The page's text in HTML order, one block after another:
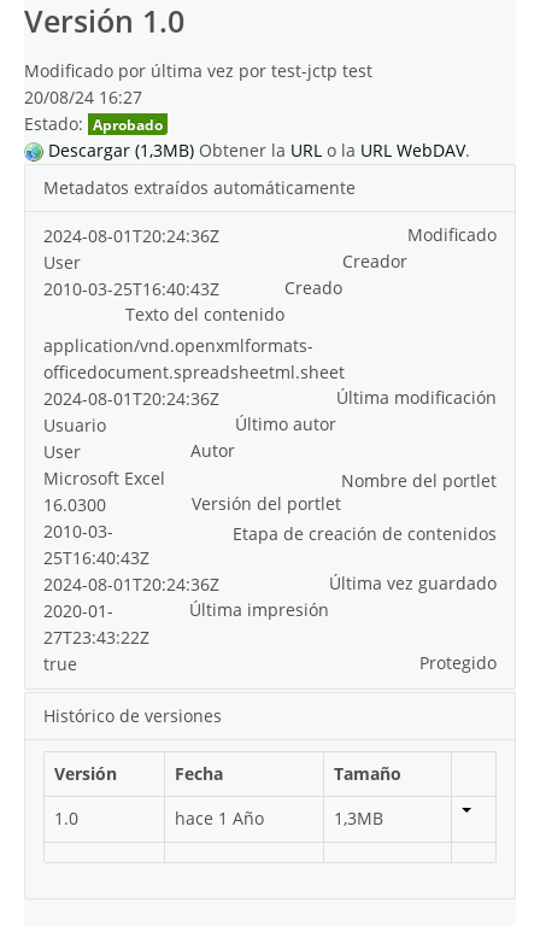
Versión 1.0
Modificado por última vez por test-jctp test
20/08/24 16:27
Estado: Aprobado
Descargar (1,3MB) Obtener la URL o la URL WebDAV.
Metadatos extraídos automáticamente
Modificado
2024-08-01T20:24:36Z
Creador
User
Creado
2010-03-25T16:40:43Z
Texto del contenido
application/vnd.openxmlformats-
officedocument.spreadsheetml.sheet
Última modificación
2024-08-01T20:24:36Z
Último autor
Usuario
Autor
User
Nombre del portlet
Microsoft Excel
Versión del portlet
16.0300
Etapa de creación de contenidos
2010-03-
25T16:40:43Z
Última vez guardado
2024-08-01T20:24:36Z
Última impresión
2020-01-
27T23:43:22Z
Protegido
true
Histórico de versiones
Versión Fecha
Tamaño
1.0
hace 1 Año 1,3MB